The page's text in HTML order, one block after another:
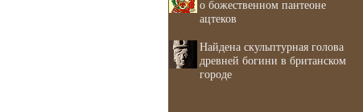
о божественном пантеоне
ацтеков
Найдена скульптурная голова
древней богини в британском
городе